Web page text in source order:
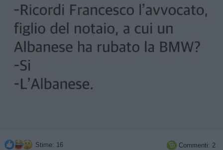
Stime: 16  Commenti: 2